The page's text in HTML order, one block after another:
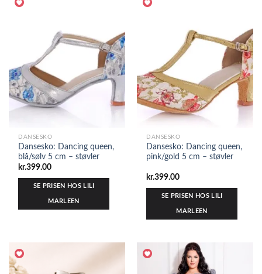
DANSESKO
Dansesko: Dancing queen,
blå/sølv 5 cm – støvler
kr.399.00
SE PRISEN HOS LILI
MARLEEN
DANSESKO
Dansesko: Dancing queen,
pink/gold 5 cm – støvler
kr.399.00
SE PRISEN HOS LILI
MARLEEN